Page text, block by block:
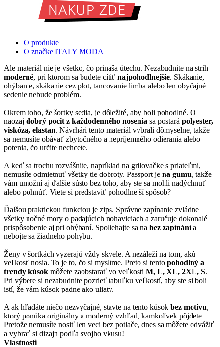
O produkte
O značke ITALY MODA
Ale materiál nie je všetko, čo prináša útechu. Nezabudnite na strih
moderné, pri ktorom sa budete cítiť najpohodlnejšie. Skákanie,
ohýbanie, skákanie cez plot, tancovanie limba alebo len obyčajné
sedenie nebude problém.
Okrem toho, že šortky sedia, je dôležité, aby boli pohodlné. O
naozaj dobrý pocit z každodenného nosenia sa postará polyester,
viskóza, elastan. Návrhári tento materiál vybrali dômyselne, takže
sa nemusíte obávať zbytočného a nepríjemného odierania alebo
potenia, čo určite nechcete.
A keď sa trochu rozvášnite, napríklad na grilovačke s priateľmi,
nemusíte odmietnuť všetky tie dobroty. Passport je na gumu, takže
vám umožní aj ďalšie sústo bez toho, aby ste sa mohli nadýchnuť
alebo pohnúť. Viete si predstaviť pohodlnejší spôsob?
Ďalšou praktickou funkciou je zips. Správne zapínanie zvládne
všetky nočné mory o padajúcich nohaviciach a zaručuje dokonalé
prispôsobenie aj pri ohýbaní. Spoliehajte sa na bez zapínánía
nebojte sa žiadneho pohybu.
Ženy v šortkách vyzerajú vždy skvele. A nezáleží na tom, akú
veľkosť nosia. To je to, čo si myslíme. Preto si tento pohodlný a
trendy kúsok môžete zaobstarať vo veľkosti M, L, XL, 2XL, S.
Pri výbere si nezabudnite pozrieť tabuľku veľkostí, aby ste si boli
istí, že vám kúsok padne ako uliaty.
A ak hľadáte niečo nezvyčajné, stavte na tento kúsok bez motivu,
ktorý ponúka originálny a moderný vzhľad, kamkoľvek pôjdete.
Pretože nemusíte nosiť len veci bez potlače, dnes sa môžete odvážiť
a vybrať si dizajn podľa svojho vkusu!
Vlastnosti